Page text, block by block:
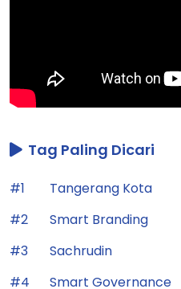
Tag Paling Dicari
#1
Tangerang Kota
#2
Smart Branding
#3
Sachrudin
#4
Smart Governance